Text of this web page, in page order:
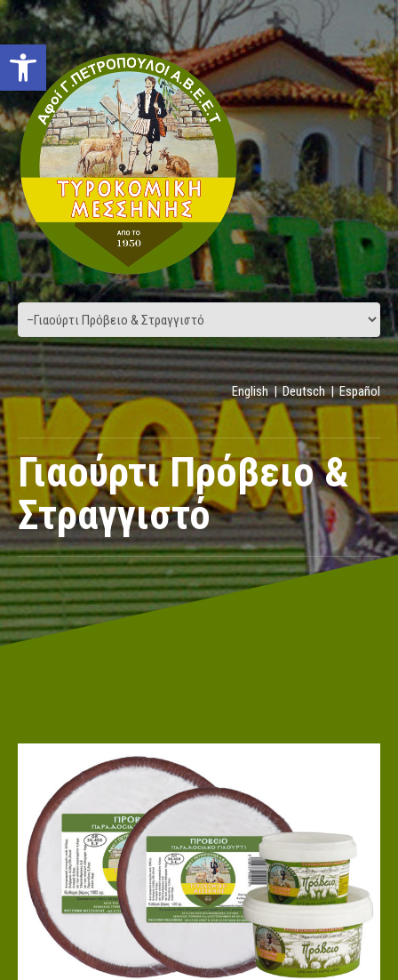
Open toolbar
English|Deutsch|Español
Γιαούρτι Πρόβειο &
Στραγγιστό